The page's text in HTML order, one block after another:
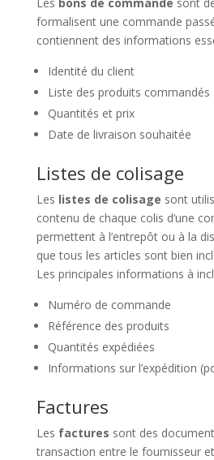
formalisent une commande
contiennent des informations
Identité du client
Liste des produits commandés
Quantités et prix
Date de livraison souhaitée
Listes de colisage
Les listes de colisage sont
contenu de chaque colis d’une
permettent à l’entrepôt ou à la
que tous les articles sont bien
Les principales informations à
Numéro de commande
Référence des produits
Quantités expédiées
Informations sur l’expédition
Factures
Les factures sont des
transaction entre le fournisseur